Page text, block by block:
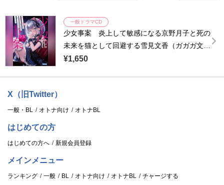
一般ドラマCD
少女事案 炎上して敏感になる京野月子と死の
未来を猫として回避する雪見文香（ガガガ文
庫）
¥1,650
X（旧Twitter）
一般・BL オトナ向け オトナBL
はじめての方
はじめての方へ 新規会員登録
メインメニュー
ランキング 一般 BL オトナ向け オトナBL チャージする